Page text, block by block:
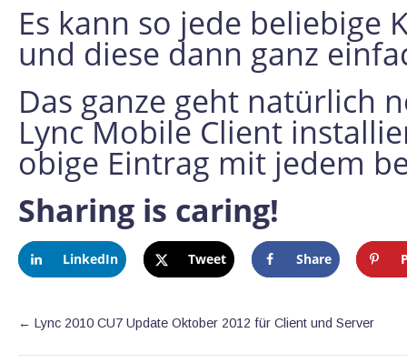
Es kann so jede beliebige
und diese dann ganz
Das ganze geht natürlich
Lync Mobile Client
obige Eintrag mit jedem
Sharing is caring!
LinkedIn Tweet Share
← Lync 2010 CU7 Update Oktober 2012 für Client und Server